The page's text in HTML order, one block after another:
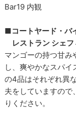
Bar19 内観
■コートヤード・バ
レストラン シェフ
マンゴーの持つ甘み
し、爽やかなスパ
の4品はそれぞれ異
夫をしていますので
りください。